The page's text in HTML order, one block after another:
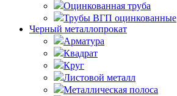
Оцинкованная труба
Трубы ВГП оцинкованные
Черный металлопрокат
Арматура
Квадрат
Круг
Листовой металл
Металлическая полоса